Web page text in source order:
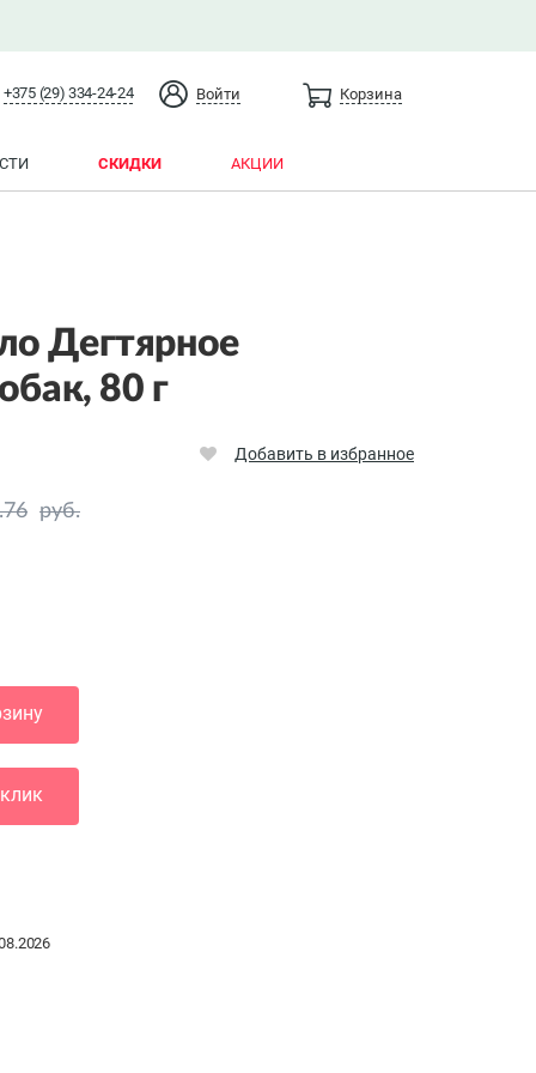
+375 (29) 334-24-24 Войти Корзина
СКИДКИ АКЦИИ
Дегтярное
80 г
Добавить в избранное
руб.